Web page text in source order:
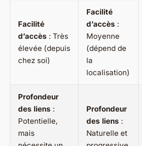
Facilité
d’accès : Très
élevée (depuis
chez soi)
Facilité
d’accès :
Moyenne
(dépend de
la
localisation)
Profondeur
des liens :
Potentielle,
mais
Profondeur
des liens :
Naturelle et